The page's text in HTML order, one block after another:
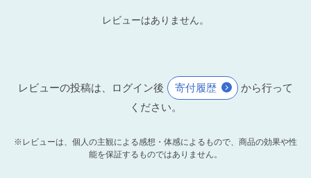
レビューはありません。
レビューの投稿は、ログイン後 寄付履歴
から行って
ください。
※レビューは、個人の主観による感想・体感によるもので、商品の効果や性
能を保証するものではありません。